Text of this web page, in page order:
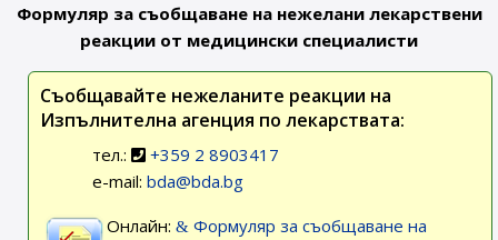
Формуляр за съобщаване на нежелани лекарствени
реакции от медицински специалисти
Съобщавайте нежеланите реакции на
Изпълнителна агенция по лекарствата:
тел.:
+359 2 8903417
e-mail: bda@bda.bg
Онлайн:
Формуляр за съобщаване на